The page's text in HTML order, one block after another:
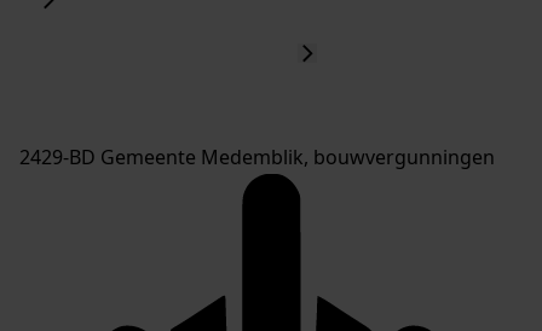
2429-BD Gemeente Medemblik, bouwvergunningen